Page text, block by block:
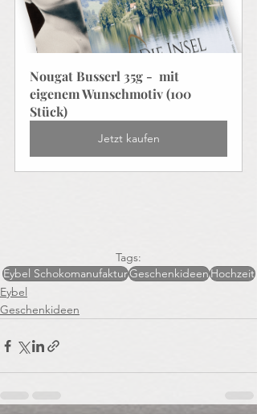
Nougat Busserl 35g -  mit
eigenem Wunschmotiv (100
Stück)
Jetzt kaufen
Tags:
Eybel SchokomanufakturGeschenkideenHochzeit
Eybel
Geschenkideen